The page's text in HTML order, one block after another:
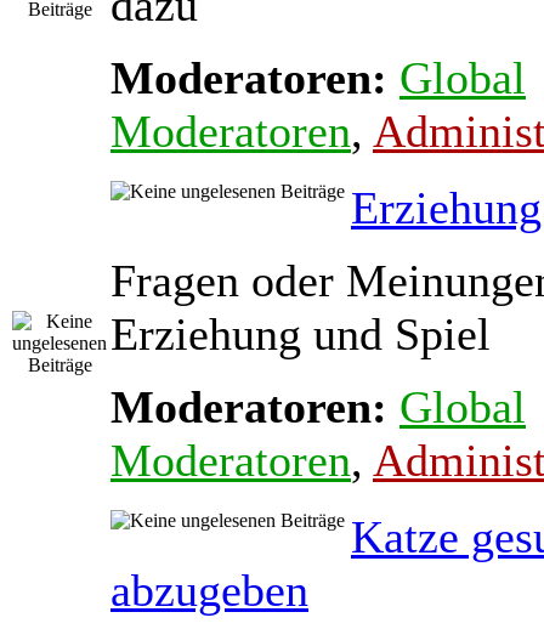
Moderatoren: Global
Moderatoren,
Fragen oder
Erziehung und Spiel
Moderatoren: Global
Moderatoren,
Katze
abzugeben